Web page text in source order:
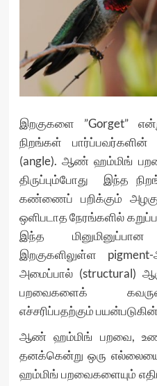
இறகுகளை ”Gorget”
நிறங்கள்
(angle). ஆண் ஹம்மிங்
திருப்பும்போது இந்த
கண்ணைப் பறிக்கும்
ஒளிபடாத நேரங்களில்
இந்த
இறகுகளிலுள்ள
அமைப்பால் (structural)
பறவைகளைக்
எச்சரிப்பதற்கும்
ஆண் ஹம்மிங் பறவை,
தனக்கென்று ஒரு
ஹம்மிங் பறவைகளையும்